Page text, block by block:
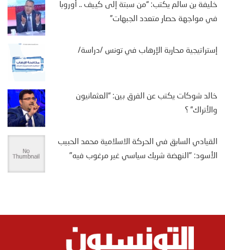
خليفة بن سالم يكتب: “من سبتة إلى كييف .. أوروبا
في مواجهة حصار متعدد الجبهات”
إستراتيجية محاربة الإرهاب في تونس /دراسة/
خالد شوكات يكتب عن الفرق بين: “العثمانيون
والأتراك” ؟
القيادي السابق في الحركة الاسلامية محمد الحبيب
الأسود: "النهضة شريك سياسي غير مرغوب فيه"